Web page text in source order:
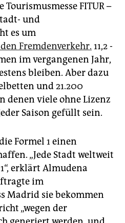
Tourismusmesse FITUR –
und
es um
Fremdenverkehr. 11,2 ­
im vergangenen Jahr,
bleiben. Aber dazu
und 21.200
denen viele ohne Lizenz
Saison gefüllt sein.
Formel 1 einen
„Jede Stadt weltweit
erklärt Almudena
im
Madrid sie bekommen
„wegen der